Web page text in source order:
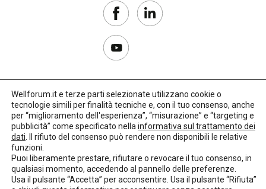
Copyright 2017–2026
Privacy Policy
Credits: LO Studio
Wellforum.it e terze parti selezionate utilizzano cookie o
tecnologie simili per finalità tecniche e, con il tuo consenso, anche
per “miglioramento dell'esperienza”, “misurazione” e “targeting e
pubblicità” come specificato nella informativa sul trattamento dei
dati . Il rifiuto del consenso può rendere non disponibili le relative
funzioni.
Puoi liberamente prestare, rifiutare o revocare il tuo consenso, in
qualsiasi momento, accedendo al pannello delle preferenze.
Usa il pulsante “Accetta” per acconsentire. Usa il pulsante “Rifiuta”